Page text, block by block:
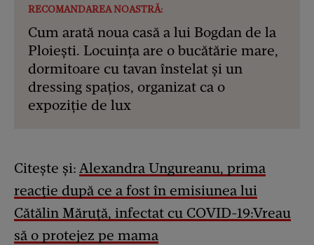
RECOMANDAREA NOASTRĂ:
Cum arată noua casă a lui Bogdan de la
Ploiești. Locuința are o bucătărie mare,
dormitoare cu tavan înstelat și un
dressing spațios, organizat ca o
expoziție de lux
Citește și: Alexandra Ungureanu, prima
reacție după ce a fost în emisiunea lui
Cătălin Măruță, infectat cu COVID-19:Vreau
să o protejez pe mama